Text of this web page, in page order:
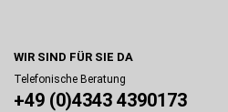
WIR SIND FÜR SIE DA
Telefonische Beratung
+49 (0)4343 4390173